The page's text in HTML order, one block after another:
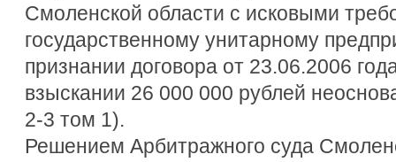
Смоленской области с исковыми
государственному унитарному
признании договора от 23.06.2006
взыскании 26 000 000 рублей
2-3 том 1).
Решением Арбитражного суда